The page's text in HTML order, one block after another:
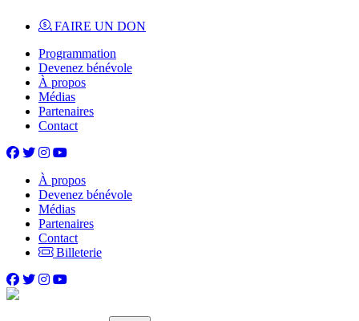
Skip
content
FAIRE UN DON
Programmation
Devenez bénévole
À propos
Médias
Partenaires
Contact
À propos
Devenez bénévole
Médias
Partenaires
Contact
Billeterie